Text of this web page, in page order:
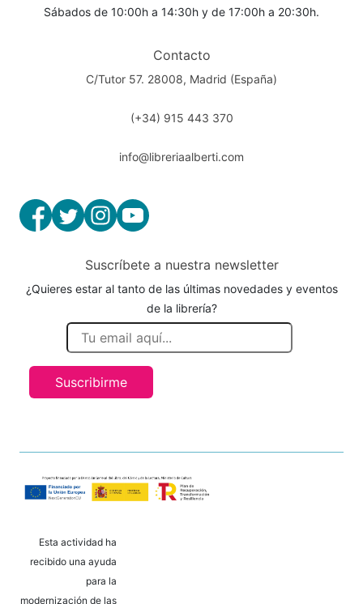
Sábados de 10:00h a 14:30h y de 17:00h a 20:30h.
Contacto
C/Tutor 57. 28008, Madrid (España)
(+34) 915 443 370
info@libreriaalberti.com
Suscríbete a nuestra newsletter
¿Quieres estar al tanto de las últimas novedades y eventos
de la librería?
Suscribirme
Esta actividad ha
recibido una ayuda
para la
modernización de las